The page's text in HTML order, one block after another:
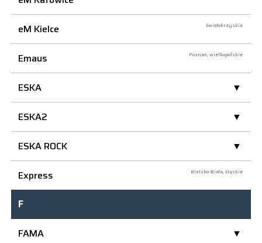
eM Kielce świętokrzyskie
Emaus Poznań, wielkopolskie
ESKA
ESKA2
ESKA ROCK
Express
Bielsko-Biała, śląskie
F
FAMA